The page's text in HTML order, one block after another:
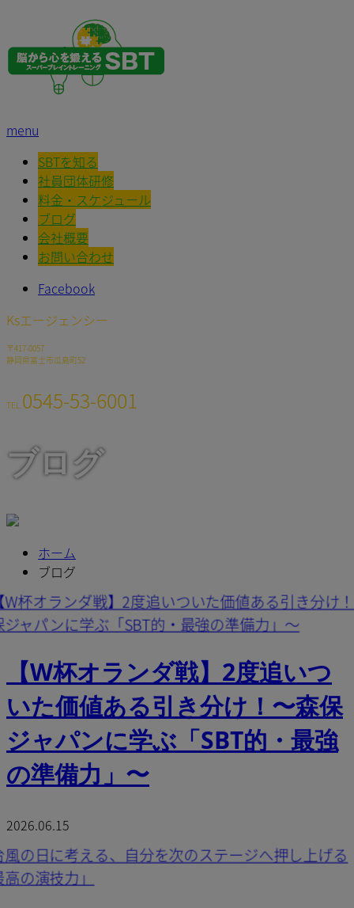
menu
SBTを知る
社員団体研修
料金・スケジュール
ブログ
会社概要
お問い合わせ
Facebook
Ksエージェンシー
〒417-0057
静岡県富士市瓜島町52
TEL. 0545-53-6001
ブログ
ホーム
ブログ
【W杯オランダ戦】2度追いつ
いた価値ある引き分け！〜森保
ジャパンに学ぶ「SBT的・最強
の準備力」〜
2026.06.15